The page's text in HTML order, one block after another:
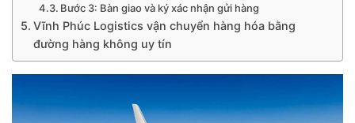
Bước 3: Bàn giao và ký xác nhận gửi hàng
Vĩnh Phúc Logistics vận chuyển hàng hóa bằng
đường hàng không uy tín